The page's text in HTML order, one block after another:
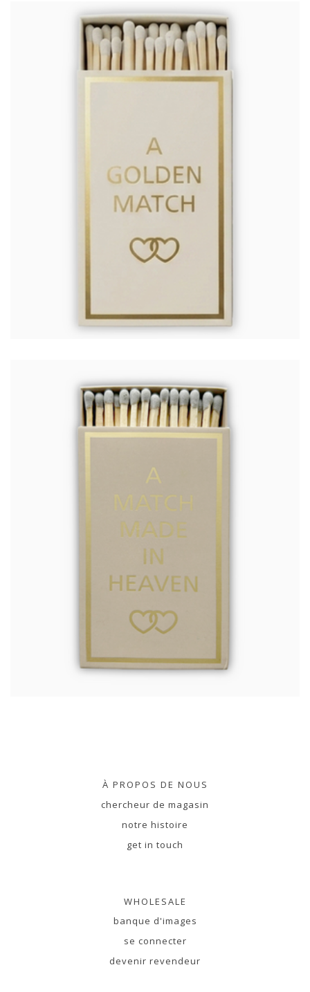
À PROPOS DE NOUS
chercheur de magasin
notre histoire
get in touch
WHOLESALE
banque d'images
se connecter
devenir revendeur